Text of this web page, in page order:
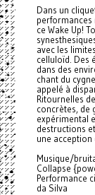
Dans un
performances
ce Wake Up!
avec les
celluloïd. Des
dans des
chant du
appelé à
Ritournelles
concrètes, de
expérimental
destructions
une acception
Musique/
Collapse
Performance
da Silva